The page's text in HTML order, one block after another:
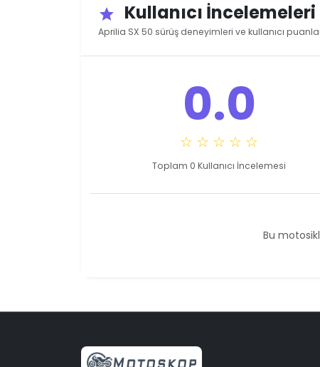
star Kullanıcı
Aprilia SX 50 sürüş deneyimleri ve kullanıcı
0.0
☆ ☆ ☆ ☆ ☆
Toplam 0 Kullanıcı İncelemesi
Bu